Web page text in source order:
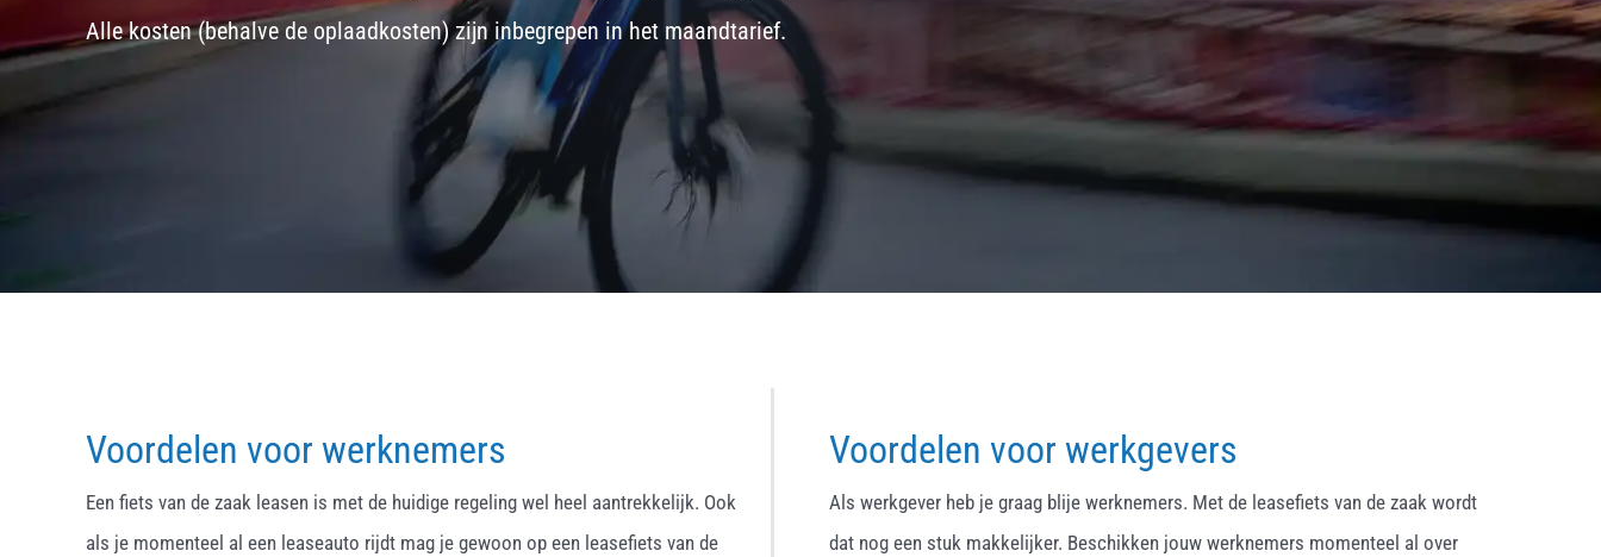
Alle kosten (behalve de oplaadkosten) zijn inbegrepen in het maandtarief.
Voordelen voor werknemers
Een fiets van de zaak leasen is met de huidige regeling wel heel aantrekkelijk. Ook
als je momenteel al een leaseauto rijdt mag je gewoon op een leasefiets van de
Voordelen voor werkgevers
Als werkgever heb je graag blije werknemers. Met de leasefiets van de zaak wordt
dat nog een stuk makkelijker. Beschikken jouw werknemers momenteel al over